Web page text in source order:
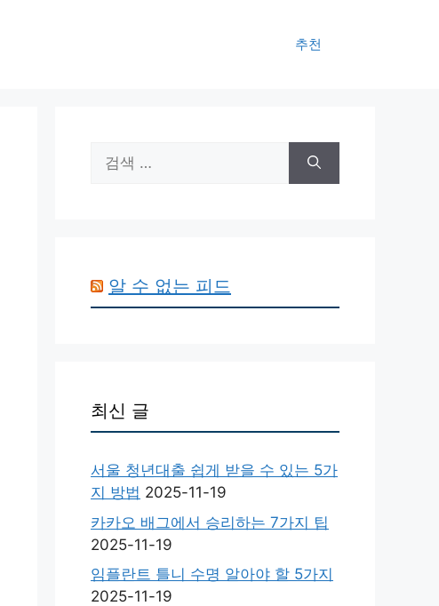
추천
색:
알 수 없는 피드
최신 글
서울 청년대출 쉽게 받을 수 있는 5가
지 방법 2025-11-19
카카오 배그에서 승리하는 7가지 팁
2025-11-19
임플란트 틀니 수명 알아야 할 5가지
2025-11-19